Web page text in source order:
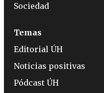
Sociedad
Temas
Editorial ÚH
Noticias positivas
Pódcast ÚH